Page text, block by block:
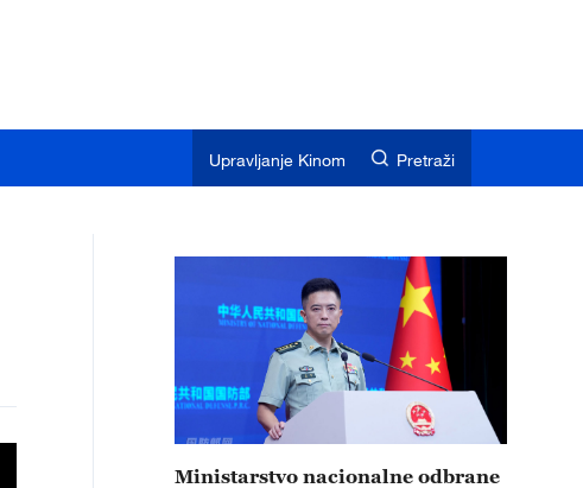
Upravljanje Kinom Pretraži
Ministarstvo nacionalne odbrane